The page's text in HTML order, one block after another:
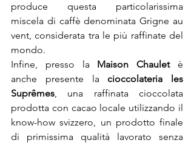
produce questa particolarissima
miscela di caffè denominata Grigne au
vent, considerata tra le più raffinate del
mondo.
Infine, presso la Maison Chaulet è
anche presente la cioccolateria les
Suprêmes, una raffinata cioccolata
prodotta con cacao locale utilizzando il
know-how svizzero, un prodotto finale
di primissima qualità lavorato senza